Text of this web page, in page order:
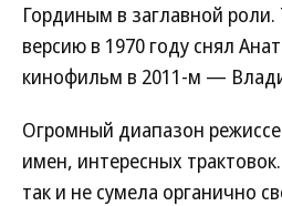
Гординым в заглавной
версию в 1970 году снял
кинофильм в 2011-м —
Огромный диапазон
имен, интересных трактовок.
так и не сумела органично